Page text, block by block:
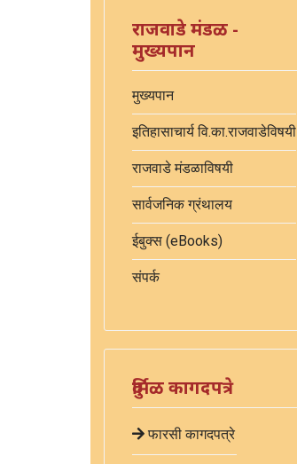
राजवाडे मंडळ -
मुख्यपान
मुख्यपान
इतिहासाचार्य वि.का.राजवाडेविषयी
राजवाडे मंडळाविषयी
सार्वजनिक ग्रंथालय
ईबुक्स (eBooks)
संपर्क
दुर्मिळ कागदपत्रे
फारसी कागदपत्रे